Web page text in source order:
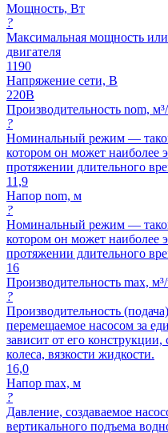
Мощность, Вт
?
Максимальная мощность
двигателя
1190
Напряжение сети, В
220В
Производительность nom,
?
Номинальный режим —
котором он может наиболее
протяжении длительного
11,9
Напор nom, м
?
Номинальный режим —
котором он может наиболее
протяжении длительного
16
Производительность max,
?
Производительность
перемещаемое насосом за
зависит от его
колеса, вязкости жидкости.
16,0
Напор max, м
?
Давление, создаваемое
вертикального подъема